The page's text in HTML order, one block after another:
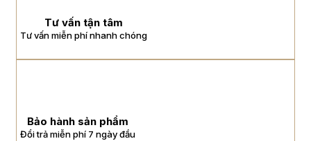
Tư vấn tận tâm
Tư vấn miễn phí nhanh chóng
Bảo hành sản phẩm
Đổi trả miễn phí 7 ngày đầu